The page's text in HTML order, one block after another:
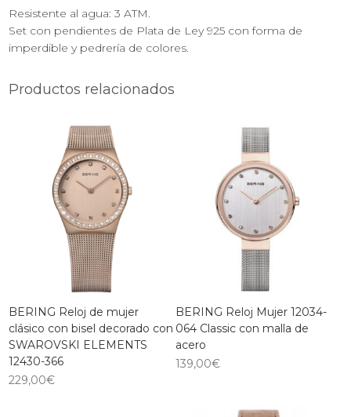
Resistente al agua: 3 ATM.
Set con pendientes de Plata de Ley 925 con forma de
imperdible y pedrería de colores.
Productos relacionados
BERING Reloj de mujer
clásico con bisel decorado con
SWAROVSKI ELEMENTS
12430-366
229,00€
BERING Reloj Mujer 12034-
064 Classic con malla de
acero
139,00€